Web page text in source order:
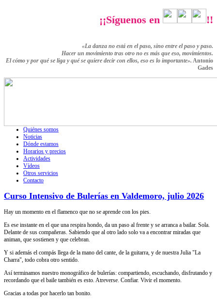
¡¡Síguenos en !!
«La danza no está en el paso, sino entre el paso y paso.
Hacer un movimiento tras otro no es más que eso, movimientos.
El cómo y por qué se liga y qué se quiere decir con ellos, eso es lo importante». Antonio
Gades
Quiénes somos
Noticias
Dónde estamos
Horarios y precios
Actividades
Vídeos
Otros servicios
Contacto
Curso Intensivo de Bulerías en Valdemoro, julio 2026
Hay un momento en el flamenco que no se aprende con los pies.
Es ese instante en el que una respira hondo, da un paso al frente y se arranca a bailar. Sola.
Delante de sus compañeras. Sabiendo que al otro lado solo va a encontrar miradas que
animan, que sostienen y que celebran.
Y si además el compás llega de la mano del cante, de la guitarra, y de nuestra Julia "La
Charra", todo cobra otro sentido.
Así terminamos nuestro monográfico de bulerías: compartiendo, escuchando, disfrutando y
recordando que el baile también es esto. Atreverse. Confiar. Vivir el momento.
Gracias a todas por hacerlo tan bonito.